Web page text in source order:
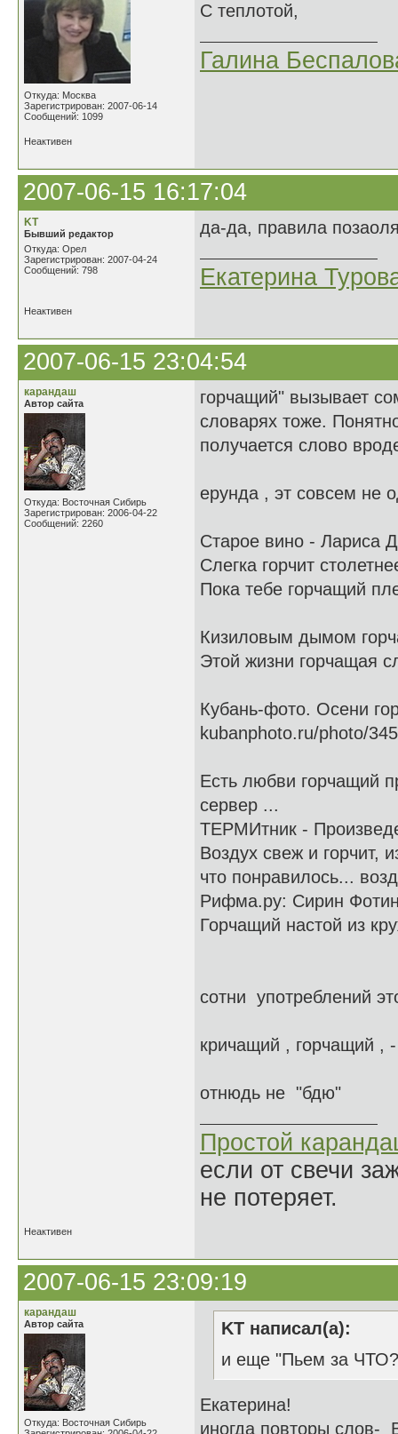
Откуда: Москва
Зарегистрирован: 2007-06-14
Сообщений: 1099
С теплотой,
Галина
Неактивен
2007-06-15 16:17:04
KT
Бывший редактор
Откуда: Орел
Зарегистрирован: 2007-04-24
Сообщений: 798
да-да, правила
Екатерина
Неактивен
2007-06-15 23:04:54
карандаш
Автор сайта
Откуда: Восточная Сибирь
Зарегистрирован: 2006-04-22
Сообщений: 2260
горчащий" вызывает
словарях тоже.
получается слово
ерунда , эт совсем не
Старое вино - Лариса
Слегка горчит
Пока тебе горчащий
Кизиловым дымом
Этой жизни горчащая
Кубань-фото. Осени
kubanphoto.ru/photo/
Есть любви горчащий
сервер ...
ТЕРМИтник -
Воздух свеж и горчит,
что понравилось...
Рифма.ру: Сирин
Горчащий настой из
сотни употреблений
кричащий , горчащий ,
отнюдь не "бдю"
Простой
если от свечи
не потеряет.
Неактивен
2007-06-15 23:09:19
карандаш
Автор сайта
Откуда: Восточная Сибирь
KT написал(а):
и еще "Пьем за
Екатерина!
иногда повторы слов-